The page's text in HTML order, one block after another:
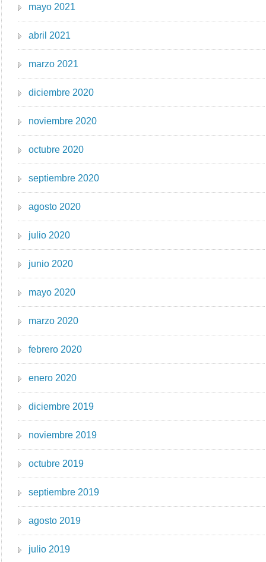
mayo 2021
abril 2021
marzo 2021
diciembre 2020
noviembre 2020
octubre 2020
septiembre 2020
agosto 2020
julio 2020
junio 2020
mayo 2020
marzo 2020
febrero 2020
enero 2020
diciembre 2019
noviembre 2019
octubre 2019
septiembre 2019
agosto 2019
julio 2019